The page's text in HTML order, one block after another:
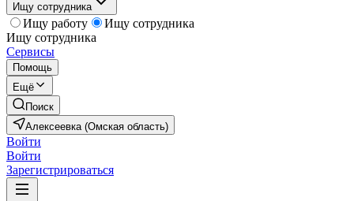
Ищу сотрудника
Ищу работу
Ищу сотрудника
Ищу сотрудника
Сервисы
Помощь
Ещё
Поиск
Алексеевка (Омская область)
Войти
Войти
Зарегистрироваться